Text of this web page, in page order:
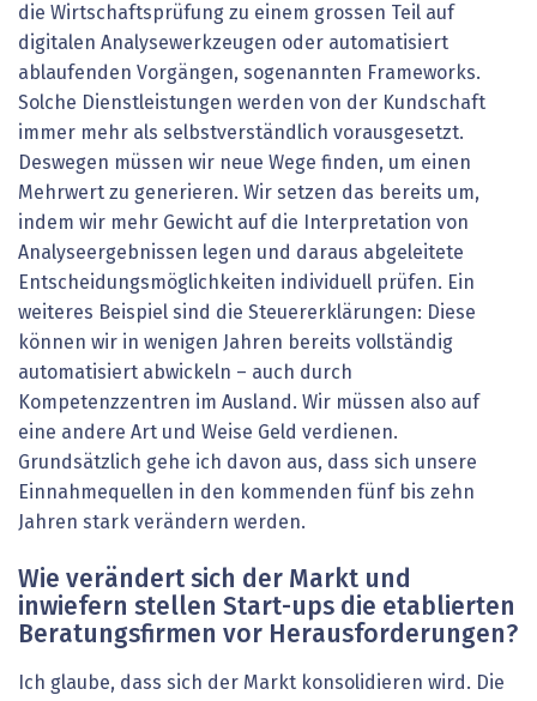
die Wirtschaftsprüfung zu einem grossen Teil auf
digitalen Analysewerkzeugen oder automatisiert
ablaufenden Vorgängen, sogenannten Frameworks.
Solche Dienstleistungen werden von der Kundschaft
immer mehr als selbstverständlich vorausgesetzt.
Deswegen müssen wir neue Wege finden, um einen
Mehrwert zu generieren. Wir setzen das bereits um,
indem wir mehr Gewicht auf die Interpretation von
Analyseergebnissen legen und daraus abgeleitete
Entscheidungsmöglichkeiten individuell prüfen. Ein
weiteres Beispiel sind die Steuererklärungen: Diese
können wir in wenigen Jahren bereits vollständig
automatisiert abwickeln – auch durch
Kompetenzzentren im Ausland. Wir müssen also auf
eine andere Art und Weise Geld verdienen.
Grundsätzlich gehe ich davon aus, dass sich unsere
Einnahmequellen in den kommenden fünf bis zehn
Jahren stark verändern werden.
Wie verändert sich der Markt und
inwiefern stellen Start-ups die etablierten
Beratungsfirmen vor Herausforderungen?
Ich glaube, dass sich der Markt konsolidieren wird. Die